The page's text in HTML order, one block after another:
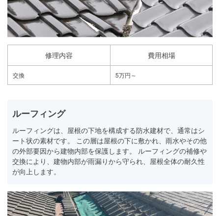
修理内容 費用相場
交換 5万円～
ルーフィング
ルーフィングは、屋根の下地を構成する防水建材で、通常はシ
ート状の素材です。 この層は屋根の下に敷かれ、雨水やその他
の外部要因から建物内部を保護します。 ルーフィングの補修や
交換により、建物内部が雨漏りから守られ、屋根全体の耐久性
が向上します。